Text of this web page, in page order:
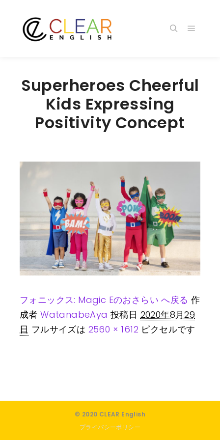
Superheroes Cheerful
Kids Expressing
Positivity Concept
フォニックス: Magic Eのおさらい へ戻る 作
成者WatanabeAya 投稿日2020年8月29
日 フルサイズは 2560 × 1612 ピクセルです
© 2020 CLEAR English
プライバシーポリシー